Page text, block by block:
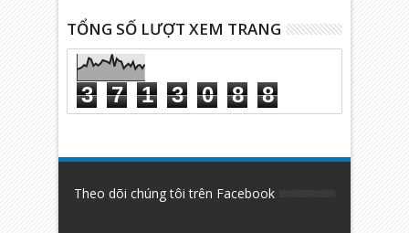
TỔNG SỐ LƯỢT XEM TRANG
3 7 1 3 0 8 8
Theo dõi chúng tôi trên Facebook